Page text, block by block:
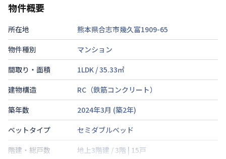
物件概要
所在地
熊本県合志市幾久富1909-65
物件種別
マンション
間取り・面積
1LDK /35.33㎡
建物構造
RC（鉄筋コンクリート）
築年数
2024年3月 (築2年)
ベットタイプ
セミダブルベッド
階建・総戸数
地上3階建 / 3階 | 15戸